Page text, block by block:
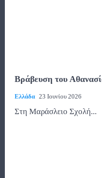
Βράβευση του
Ελλάδα 23 Ιουνίου 2026
Στη Μαράσλειο Σχολή...